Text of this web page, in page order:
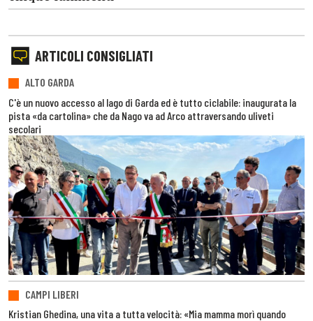
ARTICOLI CONSIGLIATI
ALTO GARDA
C'è un nuovo accesso al lago di Garda ed è tutto ciclabile: inaugurata la
pista «da cartolina» che da Nago va ad Arco attraversando uliveti
secolari
CAMPI LIBERI
Kristian Ghedina, una vita a tutta velocità: «Mia mamma morì quando